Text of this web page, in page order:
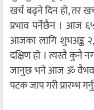
खर्च बढ्ने दिन हो, तर
प्रभाव पर्नेछैन । आज
आजका लागि शुभअङ्क
दक्षिण हो । त्यस्तै कुनै
जानुछ भने आज ॐ
पटक जाप गरी प्रारम्भ